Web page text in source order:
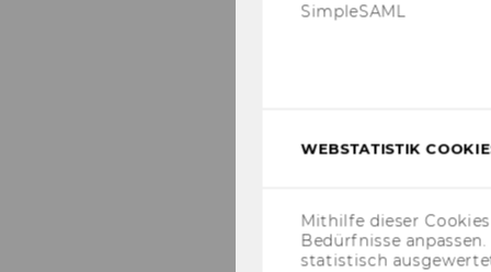
SimpleSAML
WEBSTATISTIK
Mithilfe dieser
Bedürfnisse
statistisch